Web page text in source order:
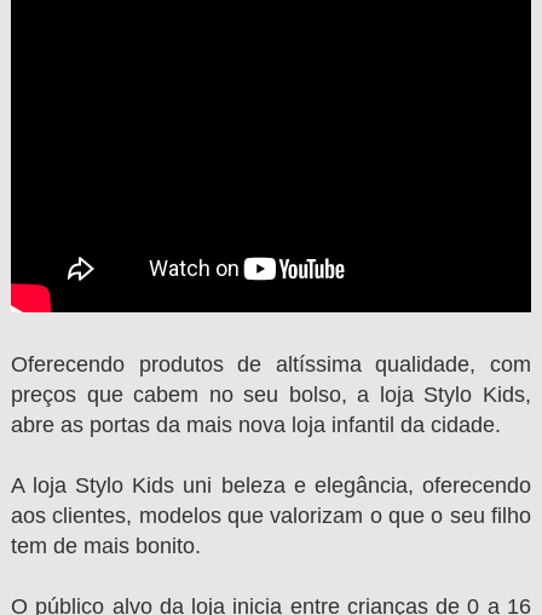
Oferecendo produtos de altíssima qualidade, com
preços que cabem no seu bolso, a loja Stylo Kids,
abre as portas da mais nova loja infantil da cidade.
A loja Stylo Kids uni beleza e elegância, oferecendo
aos clientes, modelos que valorizam o que o seu filho
tem de mais bonito.
O público alvo da loja inicia entre crianças de 0 a 16